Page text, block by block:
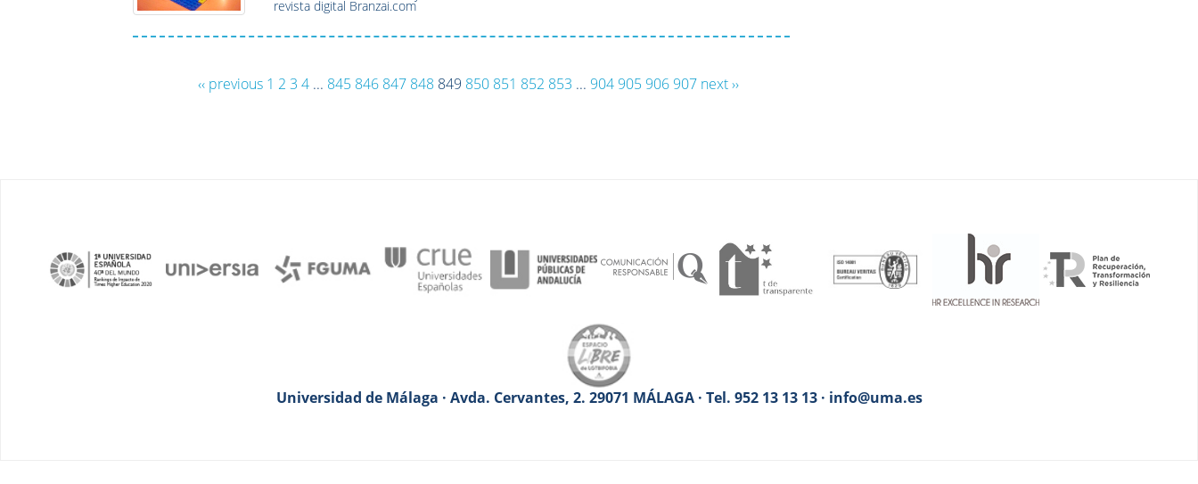
revista digital Branzai.com
‹‹ previous 1 2 3 4 ... 845 846 847 848 849 850 851 852 853 ... 904 905 906 907 next ››
Universidad de Málaga · Avda. Cervantes, 2. 29071 MÁLAGA · Tel. 952 13 13 13 · info@uma.es